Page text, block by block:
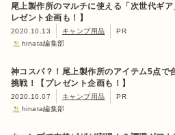
尾上製作所のマルチに使える「次世代ギ
レゼント企画も！】
2020.10.13 キャンプ用品
PR
hinata編集部
神コスパ？！尾上製作所のアイテム5点
挑戦！【プレゼント企画も！】
2020.10.07 キャンプ用品
PR
hinata編集部